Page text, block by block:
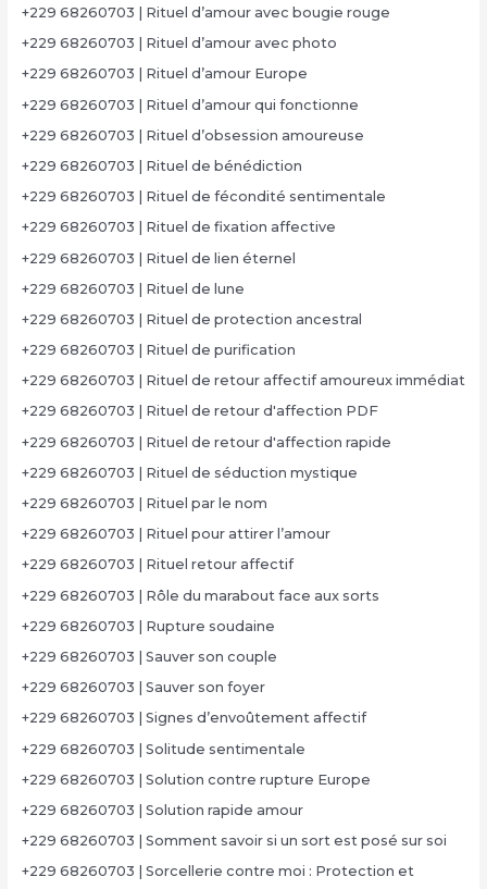
+229 68260703 | Rituel d’amour avec bougie rouge
+229 68260703 | Rituel d’amour avec photo
+229 68260703 | Rituel d’amour Europe
+229 68260703 | Rituel d’amour qui fonctionne
+229 68260703 | Rituel d’obsession amoureuse
+229 68260703 | Rituel de bénédiction
+229 68260703 | Rituel de fécondité sentimentale
+229 68260703 | Rituel de fixation affective
+229 68260703 | Rituel de lien éternel
+229 68260703 | Rituel de lune
+229 68260703 | Rituel de protection ancestral
+229 68260703 | Rituel de purification
+229 68260703 | Rituel de retour affectif amoureux immédiat
+229 68260703 | Rituel de retour d'affection PDF
+229 68260703 | Rituel de retour d'affection rapide
+229 68260703 | Rituel de séduction mystique
+229 68260703 | Rituel par le nom
+229 68260703 | Rituel pour attirer l’amour
+229 68260703 | Rituel retour affectif
+229 68260703 | Rôle du marabout face aux sorts
+229 68260703 | Rupture soudaine
+229 68260703 | Sauver son couple
+229 68260703 | Sauver son foyer
+229 68260703 | Signes d’envoûtement affectif
+229 68260703 | Solitude sentimentale
+229 68260703 | Solution contre rupture Europe
+229 68260703 | Solution rapide amour
+229 68260703 | Somment savoir si un sort est posé sur soi
+229 68260703 | Sorcellerie contre moi : Protection et